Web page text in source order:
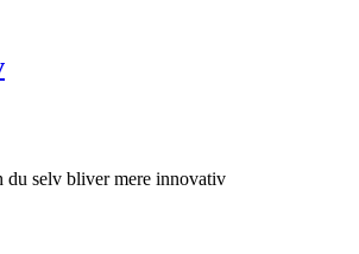
du selv bliver mere innovativ